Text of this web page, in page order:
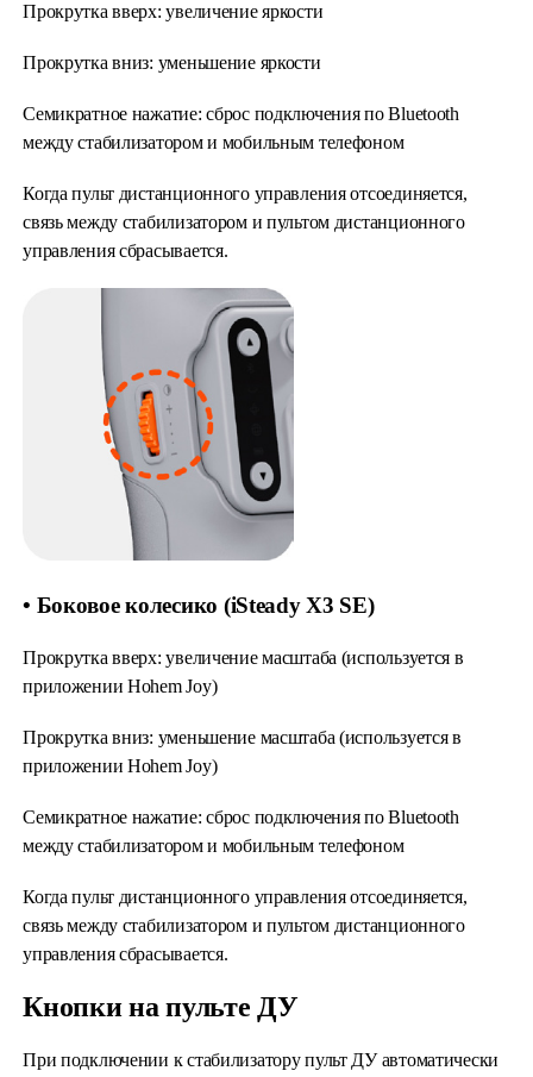
Прокрутка вверх: увеличение яркости
Прокрутка вниз: уменьшение яркости
Семикратное нажатие: сброс подключения по Bluetooth
между стабилизатором и мобильным телефоном
Когда пульт дистанционного управления отсоединяется,
связь между стабилизатором и пультом дистанционного
управления сбрасывается.
• Боковое колесико (iSteady X3 SE)
Прокрутка вверх: увеличение масштаба (используется в
приложении Hohem Joy)
Прокрутка вниз: уменьшение масштаба (используется в
приложении Hohem Joy)
Семикратное нажатие: сброс подключения по Bluetooth
между стабилизатором и мобильным телефоном
Когда пульт дистанционного управления отсоединяется,
связь между стабилизатором и пультом дистанционного
управления сбрасывается.
Кнопки на пульте ДУ
При подключении к стабилизатору пульт ДУ автоматически